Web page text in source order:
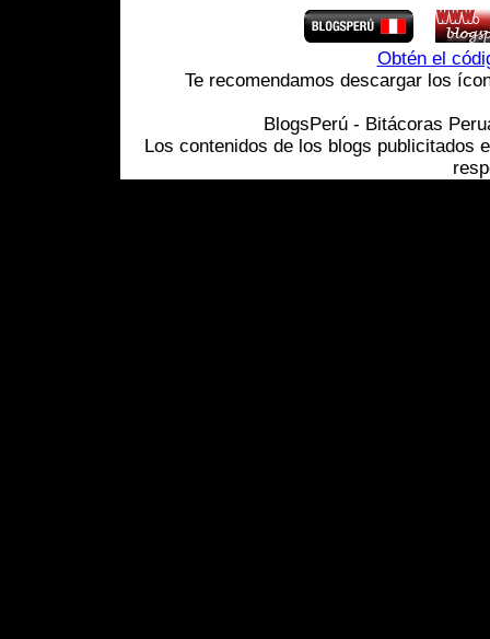
Obtén el
Te recomendamos descargar los
BlogsPerú - Bitácoras
Los contenidos de los blogs publicitados